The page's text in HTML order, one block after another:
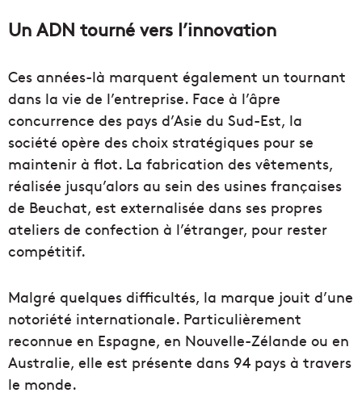
Un ADN tourné vers l’innovation
Ces années-là marquent également un tournant
dans la vie de l’entreprise. Face à l’âpre
concurrence des pays d’Asie du Sud-Est, la
société opère des choix stratégiques pour se
maintenir à flot. La fabrication des vêtements,
réalisée jusqu’alors au sein des usines françaises
de Beuchat, est externalisée dans ses propres
ateliers de confection à l’étranger, pour rester
compétitif.
Malgré quelques difficultés, la marque jouit d’une
notoriété internationale. Particulièrement
reconnue en Espagne, en Nouvelle-Zélande ou en
Australie, elle est présente dans 94 pays à travers
le monde.